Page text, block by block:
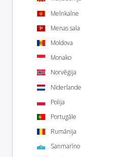
Melnkalne
Menas sala
Moldova
Monako
Norvēģija
Nīderlande
Polija
Portugāle
Rumānija
Sanmarīno